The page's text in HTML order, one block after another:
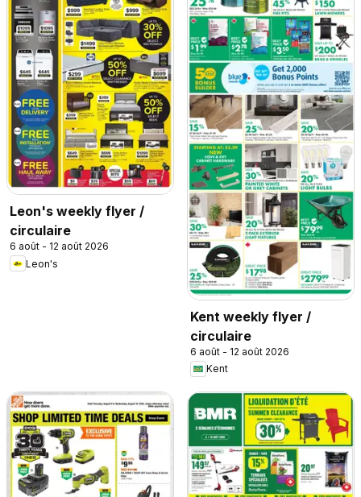
Leon's weekly flyer /
circulaire
6 août - 12 août 2026
Leon's
Kent weekly flyer /
circulaire
6 août - 12 août 2026
Kent